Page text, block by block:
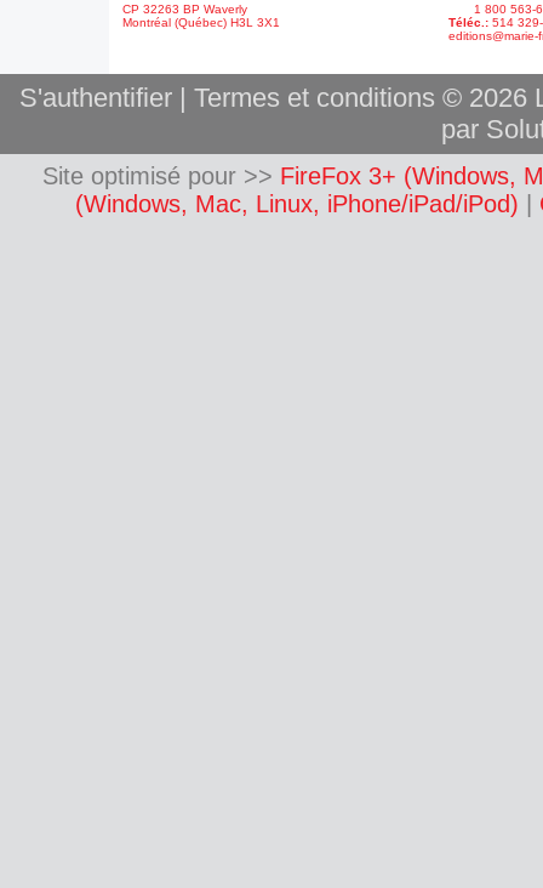
CP 32263 BP Waverly
Montréal (Québec) H3L 3X1
1 800 563-
Téléc.: 514
editions@marie-
S'authentifier| Termes et conditions © 2026
par
Site optimisé pour >> FireFox 3+ (Windows,
(Windows, Mac, Linux, iPhone/iPad/iPod)